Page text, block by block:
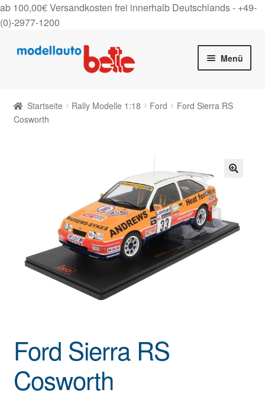
ab 100,00€ Versandkosten frei innerhalb Deutschlands - +49-
(0)-2977-1200
Zur
Zum
Menü
Shop
Startseite Rally Modelle 1:18 Ford
Ford Sierra RS
Cosworth
Ford Sierra RS
Cosworth